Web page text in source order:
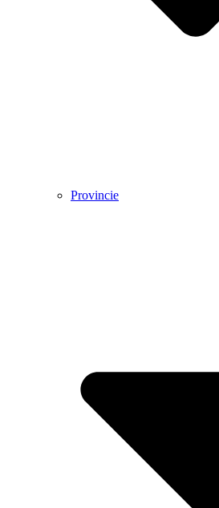
Provincie